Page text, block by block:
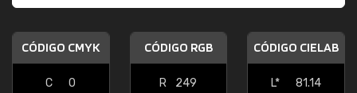
CÓDIGO CMYK
C
0
CÓDIGO RGB
R
249
CÓDIGO CIELAB
L*
81.14